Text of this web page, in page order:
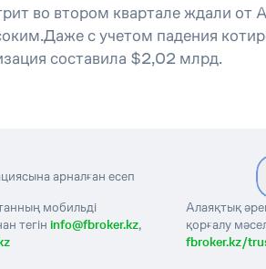
во втором квартале ждали от
с учетом падения
составила $2,02 млрд.
арналған есеп
мобильді
тегін info@fbroker.kz,
Алаяқтық
қорғалу
fbroker.kz/